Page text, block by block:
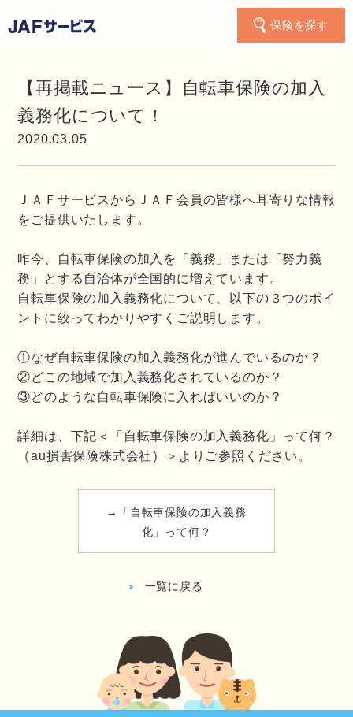
保険を探す
【再掲載ニュース】自転車保険の加入
義務化について！
2020.03.05
ＪＡＦサービスからＪＡＦ会員の皆様へ耳寄りな情報
をご提供いたします。
昨今、自転車保険の加入を「義務」または「努力義
務」とする自治体が全国的に増えています。
自転車保険の加入義務化について、以下の３つのポイ
ントに絞ってわかりやすくご説明します。
①なぜ自転車保険の加入義務化が進んでいるのか？
②どこの地域で加入義務化されているのか？
③どのような自転車保険に入ればいいのか？
詳細は、下記＜「自転車保険の加入義務化」って何？
（au損害保険株式会社）＞よりご参照ください。
→「自転車保険の加入義務
化」って何？
一覧に戻る